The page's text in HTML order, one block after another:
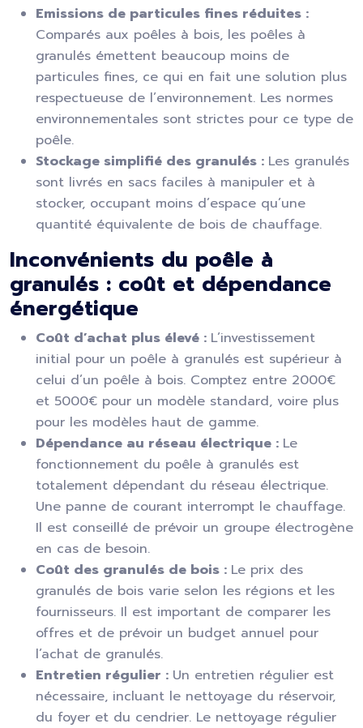
Emissions de particules fines réduites :
Comparés aux poêles à bois, les poêles à
granulés émettent beaucoup moins de
particules fines, ce qui en fait une solution plus
respectueuse de l’environnement. Les normes
environnementales sont strictes pour ce type de
poêle.
Stockage simplifié des granulés : Les granulés
sont livrés en sacs faciles à manipuler et à
stocker, occupant moins d’espace qu’une
quantité équivalente de bois de chauffage.
Inconvénients du poêle à
granulés : coût et dépendance
énergétique
Coût d’achat plus élevé : L’investissement
initial pour un poêle à granulés est supérieur à
celui d’un poêle à bois. Comptez entre 2000€
et 5000€ pour un modèle standard, voire plus
pour les modèles haut de gamme.
Dépendance au réseau électrique : Le
fonctionnement du poêle à granulés est
totalement dépendant du réseau électrique.
Une panne de courant interrompt le chauffage.
Il est conseillé de prévoir un groupe électrogène
en cas de besoin.
Coût des granulés de bois : Le prix des
granulés de bois varie selon les régions et les
fournisseurs. Il est important de comparer les
offres et de prévoir un budget annuel pour
l’achat de granulés.
Entretien régulier : Un entretien régulier est
nécessaire, incluant le nettoyage du réservoir,
du foyer et du cendrier. Le nettoyage régulier